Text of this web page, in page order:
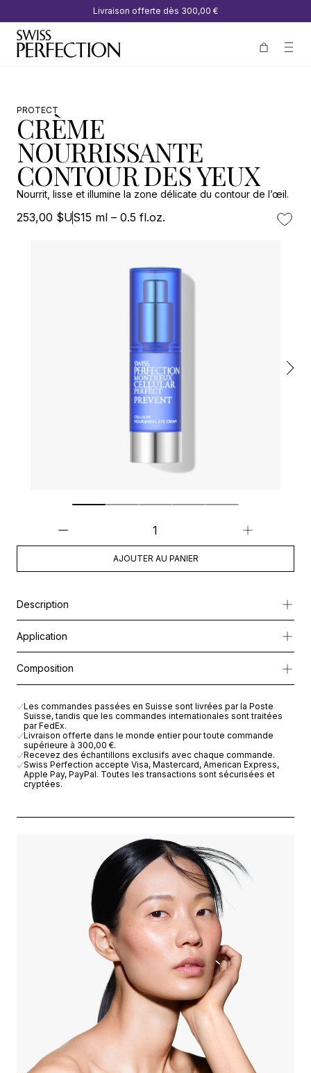
Livraison offerte dès 300,00 €
PROTECT
CRÈME
NOURRISSANTE
CONTOUR DES YEUX
Nourrit, lisse et illumine la zone délicate du contour de l’œil.
253,00 $US15 ml – 0.5 fl.oz.
AJOUTER AU PANIER
Description
Sa texture ultra-légère offre des résultats à la fois immédiats
Application
doigts sur la zone du contour de l’œil.
Composition
CAPRYLIC/CAPRIC TRIGLYCERIDE, DIMETHICONE, PEG-8,
POLYACRYLATE, HYDROGENATED POLYDECENE,
TRIDECETH-6, HYDROLYZED SOY FLOUR, IRIS GERMANICA
ISOPARAFFIN, SODIUM HYDROXIDE, SALICORNIA HERBACEA
FLOWER EXTRACT, TOCOPHEROL, ASCORBYL PALMITATE,
ASCORBIC ACID, POTASSIUM SORBATE. IL5607V00
Les commandes passées en Suisse sont livrées par la Poste
Suisse, tandis que les commandes internationales sont traitées
par FedEx.
Livraison offerte dans le monde entier pour toute commande
supérieure à 300,00 €.
Recevez des échantillons exclusifs avec chaque commande.
Swiss Perfection accepte Visa, Mastercard, American Express,
Apple Pay, PayPal. Toutes les transactions sont sécurisées et
cryptées.